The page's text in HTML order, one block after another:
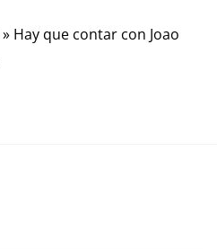
» Hay que contar con Joao